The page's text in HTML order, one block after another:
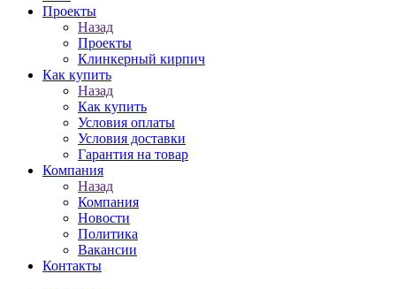
Проекты
Назад
Проекты
Клинкерный кирпич
Как купить
Назад
Как купить
Условия оплаты
Условия доставки
Гарантия на товар
Компания
Назад
Компания
Новости
Политика
Вакансии
Контакты